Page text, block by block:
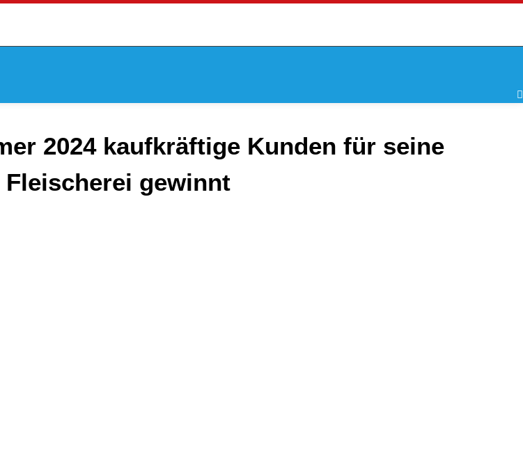
2024 kaufkräftige Kunden für seine
gewinnt